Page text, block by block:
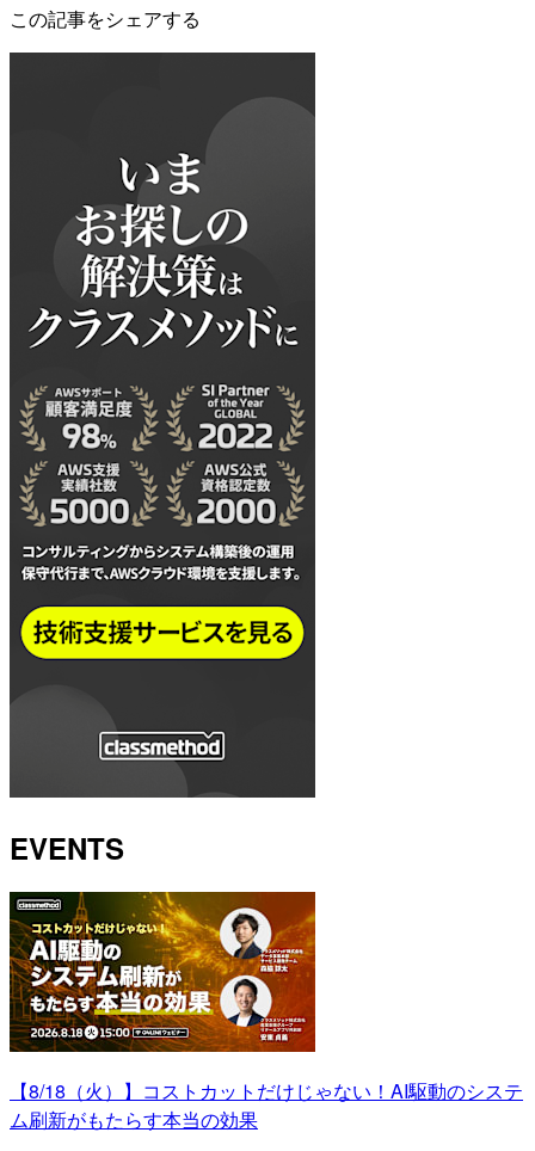
この記事をシェアする
EVENTS
【8/18（火）】コストカットだけじゃない！AI駆動のシステ
ム刷新がもたらす本当の効果